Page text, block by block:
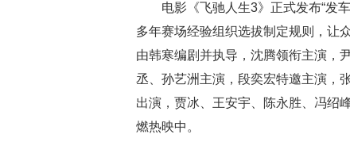
电影《飞驰人生3》正式发布“发
多年赛场经验组织选拔制定规则，让
由韩寒编剧并执导，沈腾领衔主演，
丞、孙艺洲主演，段奕宏特邀主演，
出演，贾冰、王安宇、陈永胜、冯绍
燃热映中。